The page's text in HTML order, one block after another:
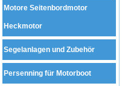
Motore Seitenbordmotor
Heckmotor
Segelanlagen und Zubehör
Persenning für Motorboot